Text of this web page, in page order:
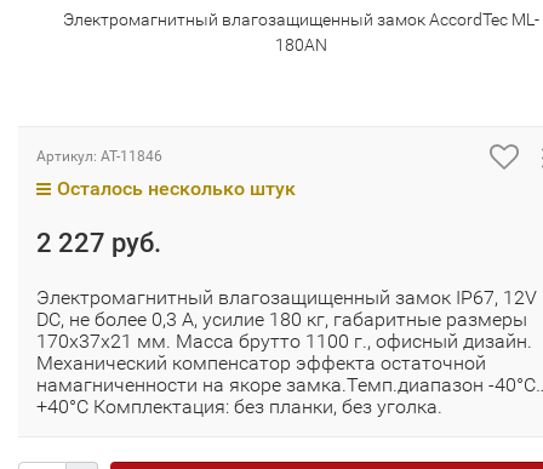
Электромагнитный влагозащищенный замок AccordTec ML-
180AN
Артикул: AT-11846
Осталось несколько штук
2 227 руб.
Электромагнитный влагозащищенный замок IP67, 12V
DC, не более 0,3 A, усилие 180 кг, габаритные размеры
170x37x21 мм. Масса брутто 1100 г., офисный дизайн.
Механический компенсатор эффекта остаточной
намагниченности на якоре замка.Темп.диапазон -
+40°С Комплектация: без планки, без уголка.